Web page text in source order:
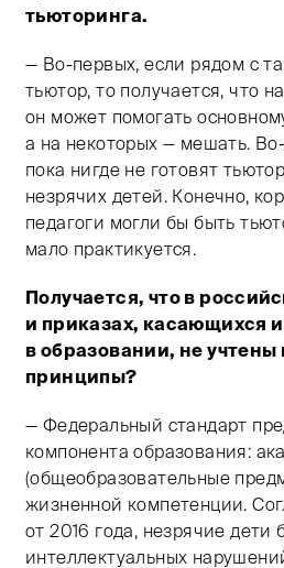
тьюторинга.
— Во-первых, если рядом с
тьютор, то получается, что
он может помогать
а на некоторых — мешать.
пока нигде не готовят
незрячих детей. Конечно,
педагоги могли бы быть
мало практикуется.
Получается, что в
и приказах, касающихся
в образовании, не
принципы?
— Федеральный стандарт
компонента образования:
(общеобразовательные
жизненной компетенции.
от 2016 года, незрячие дети
интеллектуальных